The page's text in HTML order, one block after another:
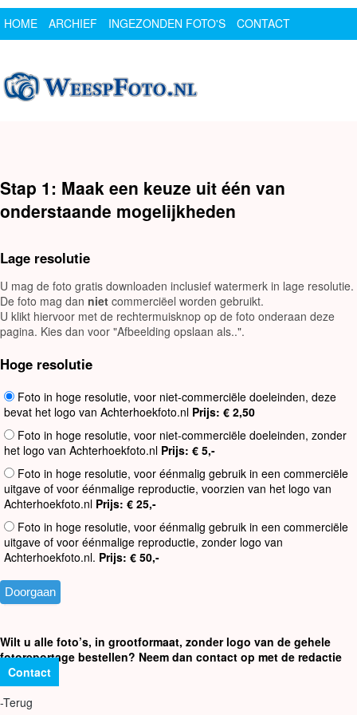
HOME ARCHIEF INGEZONDEN FOTO'S
CONTACT
Stap 1: Maak een keuze uit één van
onderstaande mogelijkheden
Lage resolutie
U mag de foto gratis downloaden inclusief watermerk in lage resolutie.
De foto mag dan niet commerciëel worden gebruikt.
U klikt hiervoor met de rechtermuisknop op de foto onderaan deze
pagina. Kies dan voor "Afbeelding opslaan als..".
Hoge resolutie
Foto in hoge resolutie, voor niet-commerciële doeleinden, deze
bevat het logo van Achterhoekfoto.nl Prijs: € 2,50
Foto in hoge resolutie, voor niet-commerciële doeleinden, zonder
het logo van Achterhoekfoto.nl Prijs: € 5,-
Foto in hoge resolutie, voor éénmalig gebruik in een commerciële
uitgave of voor éénmalige reproductie, voorzien van het logo van
Achterhoekfoto.nl Prijs: € 25,-
Foto in hoge resolutie, voor éénmalig gebruik in een commerciële
uitgave of voor éénmalige reproductie, zonder logo van
Achterhoekfoto.nl. Prijs: € 50,-
Wilt u alle foto’s, in grootformaat, zonder logo van de gehele
fotoreportage bestellen? Neem dan contact op met de redactie
Contact
-Terug